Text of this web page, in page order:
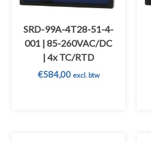
SRD-99A-4T28-51-4-
001 | 85-260VAC/DC
| 4x TC/RTD
€584,00 excl. btw